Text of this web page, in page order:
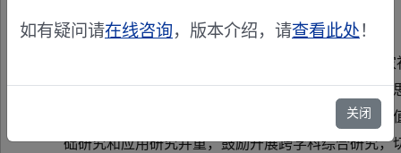
全国哲学社会科学工作办公室现就2026年国
新时代中国特色社会主义思想为指导，以习近平文
色哲学社会科学的意见》，坚持正确的政治方向、
础研究和应用研究并重，鼓励开展跨学科综合研究
如有疑问请在线咨询，版本介绍，请查看此处！
关闭